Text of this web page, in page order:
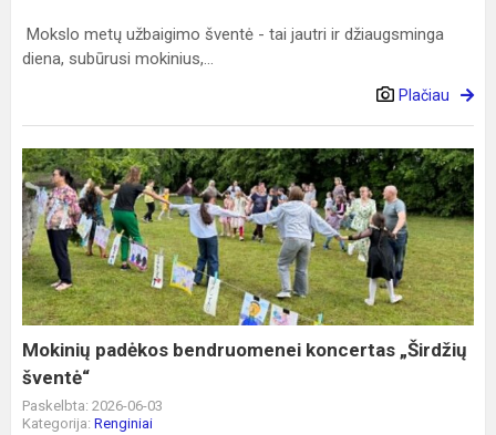
Mokslo metų užbaigimo šventė - tai jautri ir džiaugsminga
diena, subūrusi mokinius,...
Plačiau
Mokinių
padėkos
bendruomenei
koncertas
„Širdžių
šventė“
Mokinių padėkos bendruomenei koncertas „Širdžių
šventė“
Paskelbta: 2026-06-03
Kategorija: Renginiai